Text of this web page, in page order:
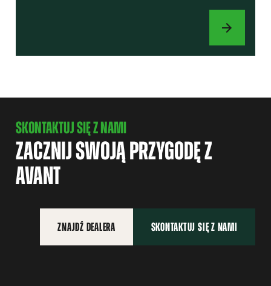
PRZYSTAWKI
SKONTAKTUJ SIĘ Z NAMI
ZACZNIJ SWOJĄ PRZYGODĘ Z
AVANT
ZNAJDŹ DEALERA SKONTAKTUJ SIĘ Z NAMI